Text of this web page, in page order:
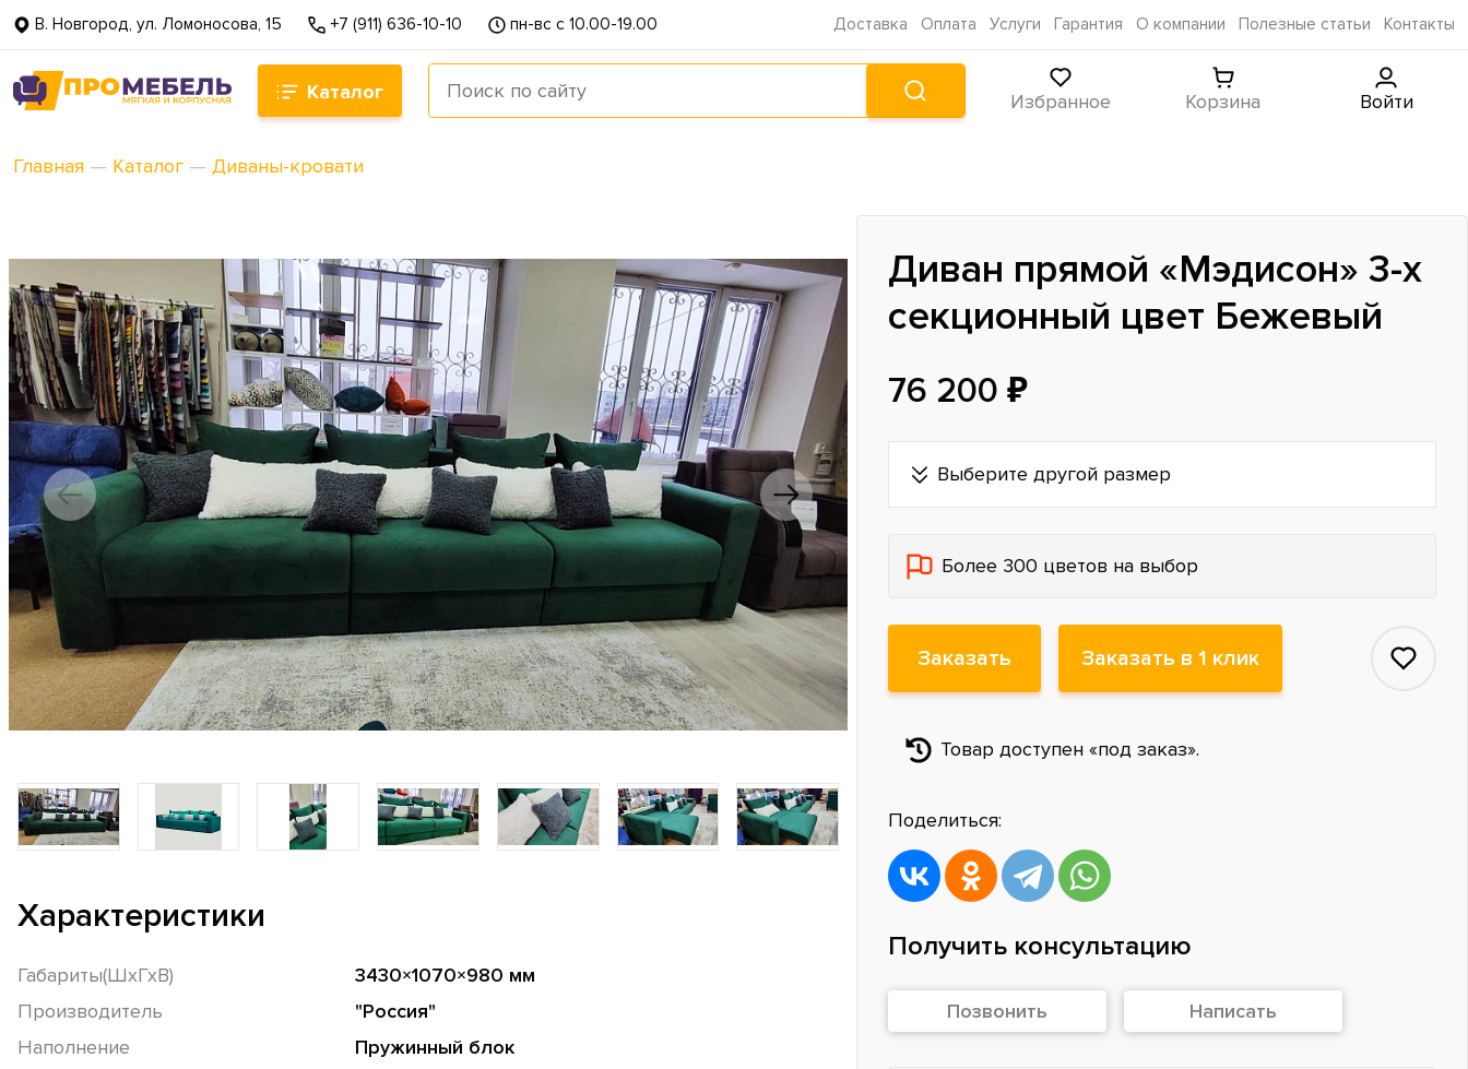
В. Новгород, ул. Ломоносова, 15 +7 (911) 636-10-10 пн-вс с 10.00-19.00 Доставка Оплата Услуги Гарантия О компании Полезные статьи Контакты
Каталог Избранное Корзина Войти
Главная — Каталог — Диваны-кровати
Диван прямой «Мэдисон» 3-х
секционный цвет Бежевый
76 200 ₽
Выберите другой размер
Более 300 цветов на выбор
Заказать Заказать в 1 клик
Товар доступен «под заказ».
Поделиться:
Получить консультацию
Позвонить Написать
Характеристики
Габариты(ШхГхВ)
3430×1070×980 мм
Производитель
"Россия"
Наполнение
Пружинный блок